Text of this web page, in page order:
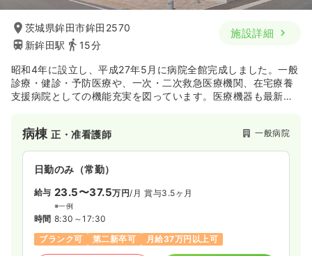
時間 8:30～17:30
時給1,300円以上可
茨城県鉾田市鉾田2570
新鉾田駅
15分
施設詳細
昭和4年に設立し、平成27年5月に病院全館完成しました。一般
診療・健診・予防医療や、一次・二次救急医療機関、在宅療養
支援病院としての機能充実を図っています。医療機器も最新の
病棟正・准看護師 一般病院
日勤のみ（常勤）
給与 23.5〜37.5万円/月 賞与3.5ヶ月
※一例
時間 8:30～17:30
ブランク可
第二新卒可 月給37万円以上可